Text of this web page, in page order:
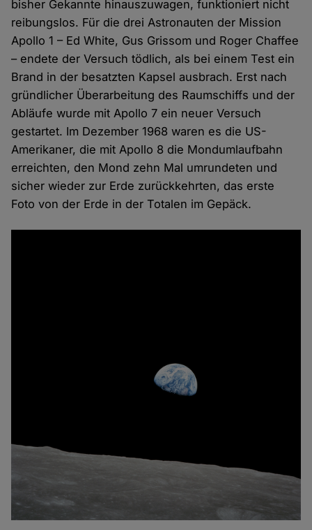
bisher Gekannte hinauszuwagen, funktioniert nicht
reibungslos. Für die drei Astronauten der Mission
Apollo 1 – Ed White, Gus Grissom und Roger Chaffee
– endete der Versuch tödlich, als bei einem Test ein
Brand in der besatzten Kapsel ausbrach. Erst nach
gründlicher Überarbeitung des Raumschiffs und der
Abläufe wurde mit Apollo 7 ein neuer Versuch
gestartet. Im Dezember 1968 waren es die US-
Amerikaner, die mit Apollo 8 die Mondumlaufbahn
erreichten, den Mond zehn Mal umrundeten und
sicher wieder zur Erde zurückkehrten, das erste
Foto von der Erde in der Totalen im Gepäck.